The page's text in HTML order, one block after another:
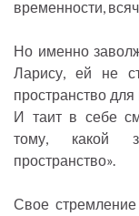
временности,
Но именно
Ларису, ей не
пространство
И таит в себе
тому, какой
пространство».
Свое стремление